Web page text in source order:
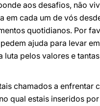
aos desafios, não
cada um de vós
quotidianos. Por
ajuda para levar
pelos valores e
chamados a enfrentar
qual estais inseridos